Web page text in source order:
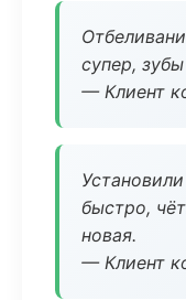
супер,
— Клиент
быстро,
новая.
— Клиент